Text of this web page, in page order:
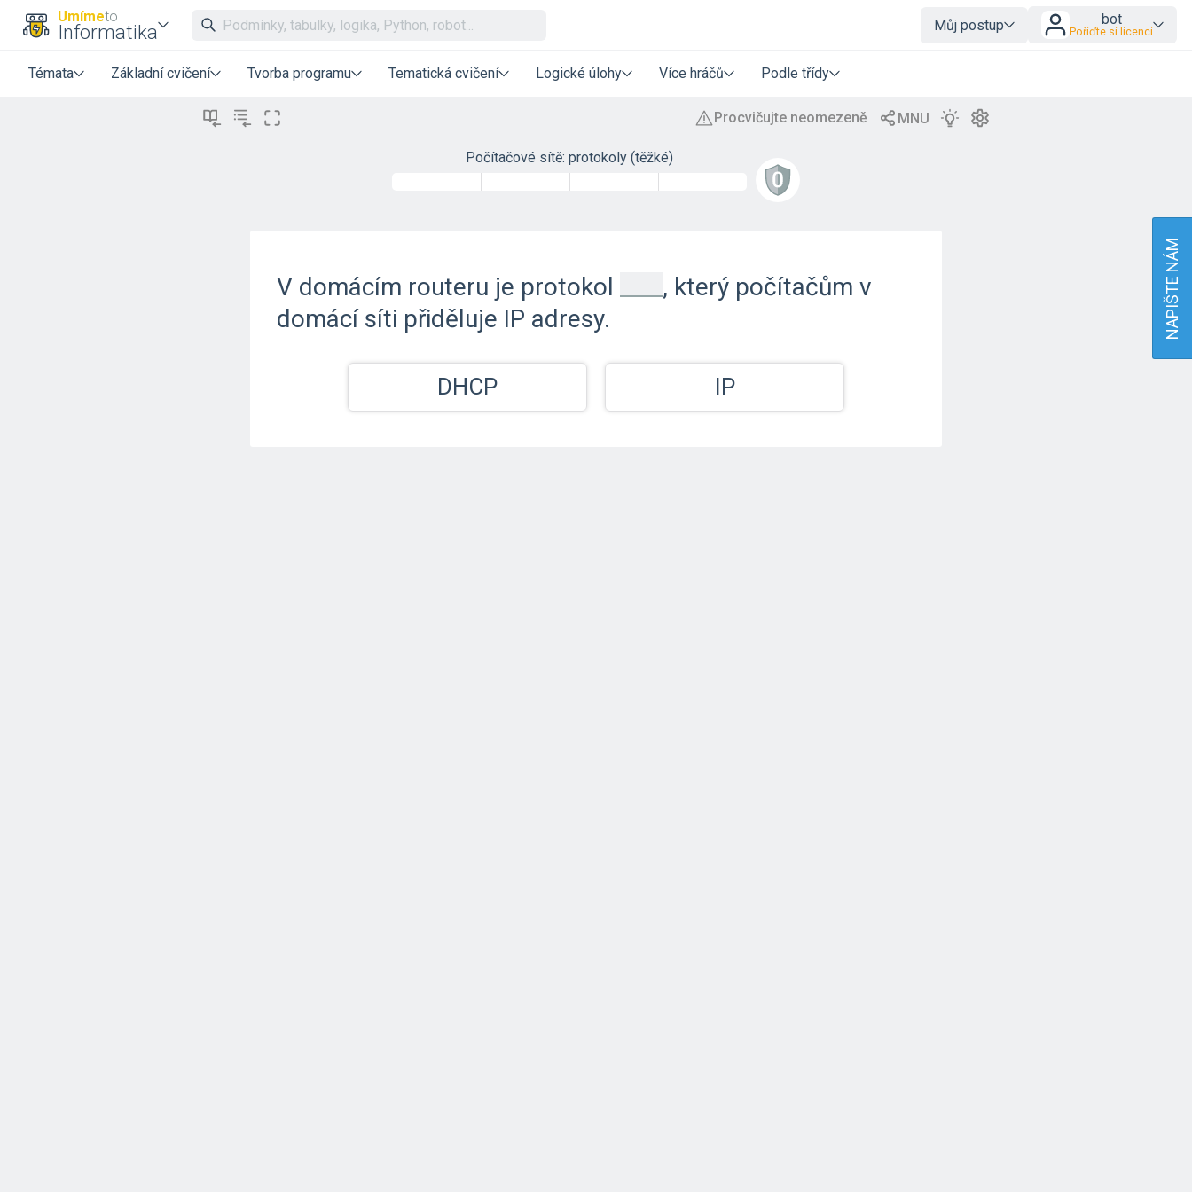
Umímeto
Informatika Můj postup bot
Pořiďte si licenci
Témata Základní cvičení Tvorba programu Tematická cvičení Logické úlohy Více hráčů Podle třídy
Počítačové sítě: protokoly (těžké)
V domácím routeru je protokol
, který počítačům v
domácí síti přiděluje IP adresy.
DHCP IP
NAPIŠTE NÁM